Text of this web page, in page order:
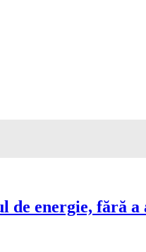
energie, fără